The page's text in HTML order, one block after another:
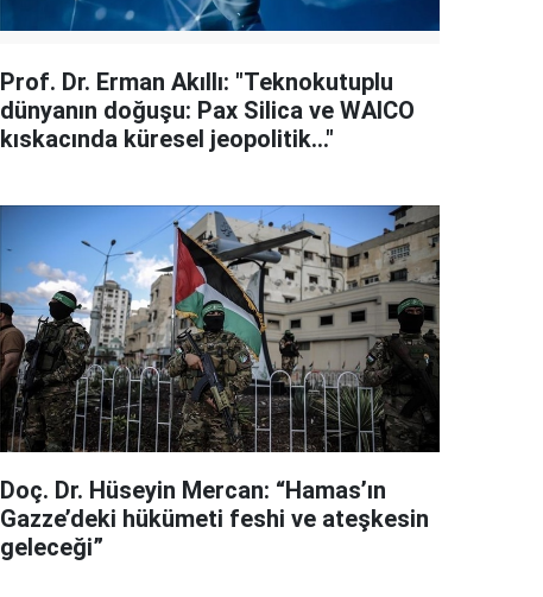
Prof. Dr. Erman Akıllı: "Teknokutuplu
dünyanın doğuşu: Pax Silica ve WAICO
kıskacında küresel jeopolitik..."
Doç. Dr. Hüseyin Mercan: “Hamas’ın
Gazze’deki hükümeti feshi ve ateşkesin
geleceği”